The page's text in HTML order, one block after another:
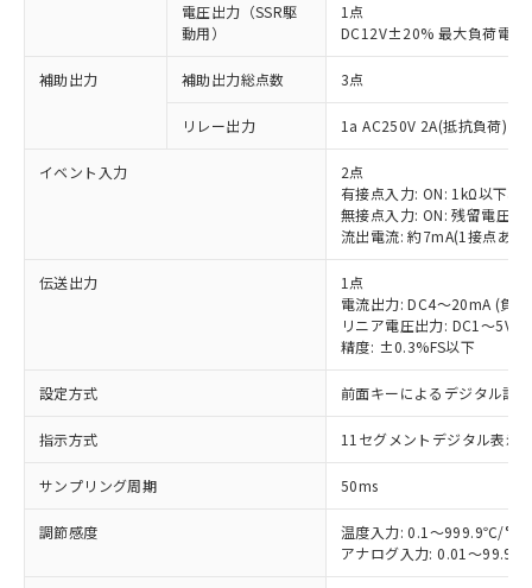
電圧出力（SSR駆
動用）
1点
DC12V±20% 最大負荷電流
補助出力 補助出力総点数 3点
リレー出力 1a AC250V 2A(抵抗負荷)
イベント入力
2点
有接点入力: ON: 1kΩ以下、
無接点入力: ON: 残留電圧
流出電流: 約7mA(1接点あた
伝送出力
1点
電流出力: DC4～20mA (負
リニア電圧出力: DC1～5V
精度: ±0.3%FS以下
設定方式 前面キーによるデジタル設定
指示方式 11セグメントデジタル表示
サンプリング周期 50ms
調節感度
温度入力: 0.1～999.9℃/°F
アナログ入力: 0.01～